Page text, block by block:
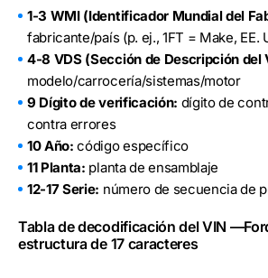
1-3 WMI (Identificador Mundial del
fabricante/país (p. ej., 1FT = Make, EE.
4-8 VDS (Sección de Descripción del
modelo/carrocería/sistemas/motor
9 Dígito de verificación: dígito de
contra errores
10 Año: código específico
11 Planta: planta de ensamblaje
12-17 Serie: número de secuencia de
Tabla de decodificación del VIN
estructura de 17 caracteres